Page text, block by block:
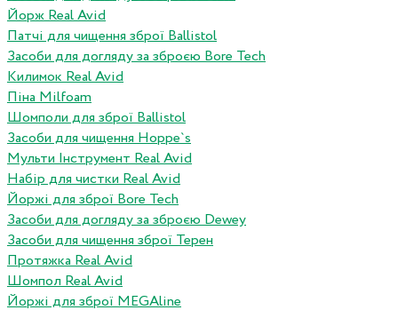
Йорж Real Avid
Патчі для чищення зброї Ballistol
Засоби для догляду за зброєю Bore Tech
Килимок Real Avid
Піна Milfoam
Шомполи для зброї Ballistol
Засоби для чищення Hoppe`s
Мульти Інструмент Real Avid
Набір для чистки Real Avid
Йоржі для зброї Bore Tech
Засоби для догляду за зброєю Dewey
Засоби для чищення зброї Терен
Протяжка Real Avid
Шомпол Real Avid
Йоржі для зброї MEGAline